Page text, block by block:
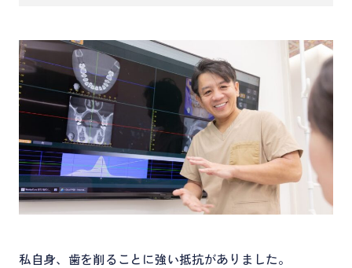
私自身、歯を削ることに強い抵抗がありました。